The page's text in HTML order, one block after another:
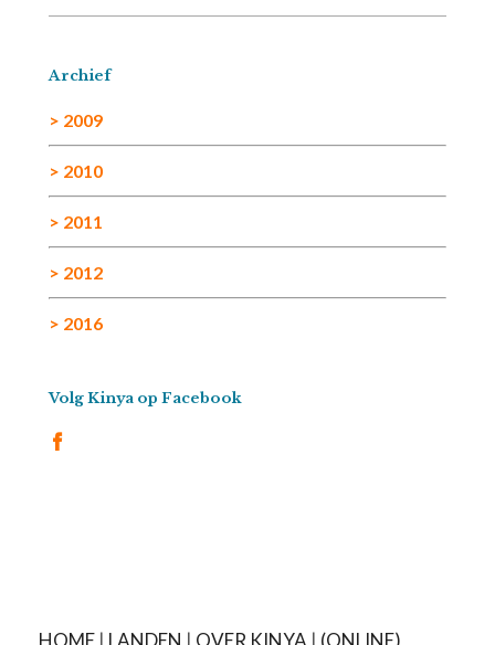
Archief
> 2009
> 2010
> 2011
> 2012
> 2016
Volg Kinya op Facebook
HOME| LANDEN | OVER KINYA | (ONLINE)